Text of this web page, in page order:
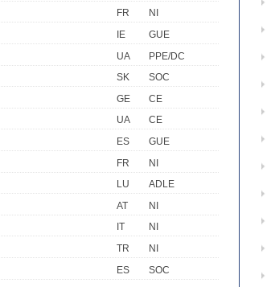
FR
NI
IE
GUE
UA
PPE/DC
SK
SOC
GE
CE
UA
CE
ES
GUE
FR
NI
LU
ADLE
AT
NI
IT
NI
TR
NI
ES
SOC